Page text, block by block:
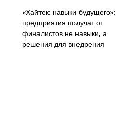
«Хайтек: навыки будущего»:
предприятия получат от
финалистов не навыки, а
решения для внедрения